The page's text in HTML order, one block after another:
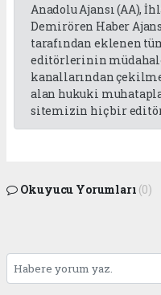
Anadolu Ajansı (AA),
Demirören Haber
tarafından eklenen
editörlerinin
kanallarından
alan hukuki
sitemizin hiç bir
Okuyucu Yorumları (0)